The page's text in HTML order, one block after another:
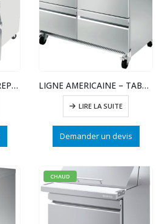
LIGNE AMERI-TABLE PREPA SAND/SALADES-2 PTE LIGNE AMERICAINE – TABLE REFRIGEREE AVC 4 TIROIRS
LIRE LA SUITE
Demander un devis
CHAUD